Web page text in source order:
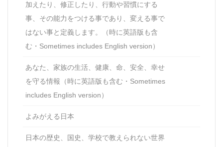
加えたり、修正したり、行動や習慣にする
事、その能力をつける事であり、変える事で
はない事と定義します。（時に英語版も含
む・Sometimes includes English version）
あなた、家族の生活、健康、命、安全、幸せ
を守る情報（時に英語版も含む・Sometimes
includes English version）
よみがえる日本
日本の歴史、国史、学校で教えられない世界